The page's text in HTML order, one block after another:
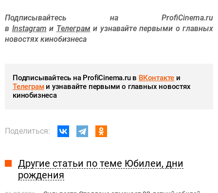
Подписывайтесь на ProfiCinema.ru
в Instagram и Телеграм и узнавайте первыми о главных
новостях кинобизнеса
Подписывайтесь на ProfiCinema.ru в ВКонтакте и
Телеграми узнавайте первыми о главных новостях
кинобизнеса
Поделиться:
Другие статьи по теме Юбилеи, дни
рождения